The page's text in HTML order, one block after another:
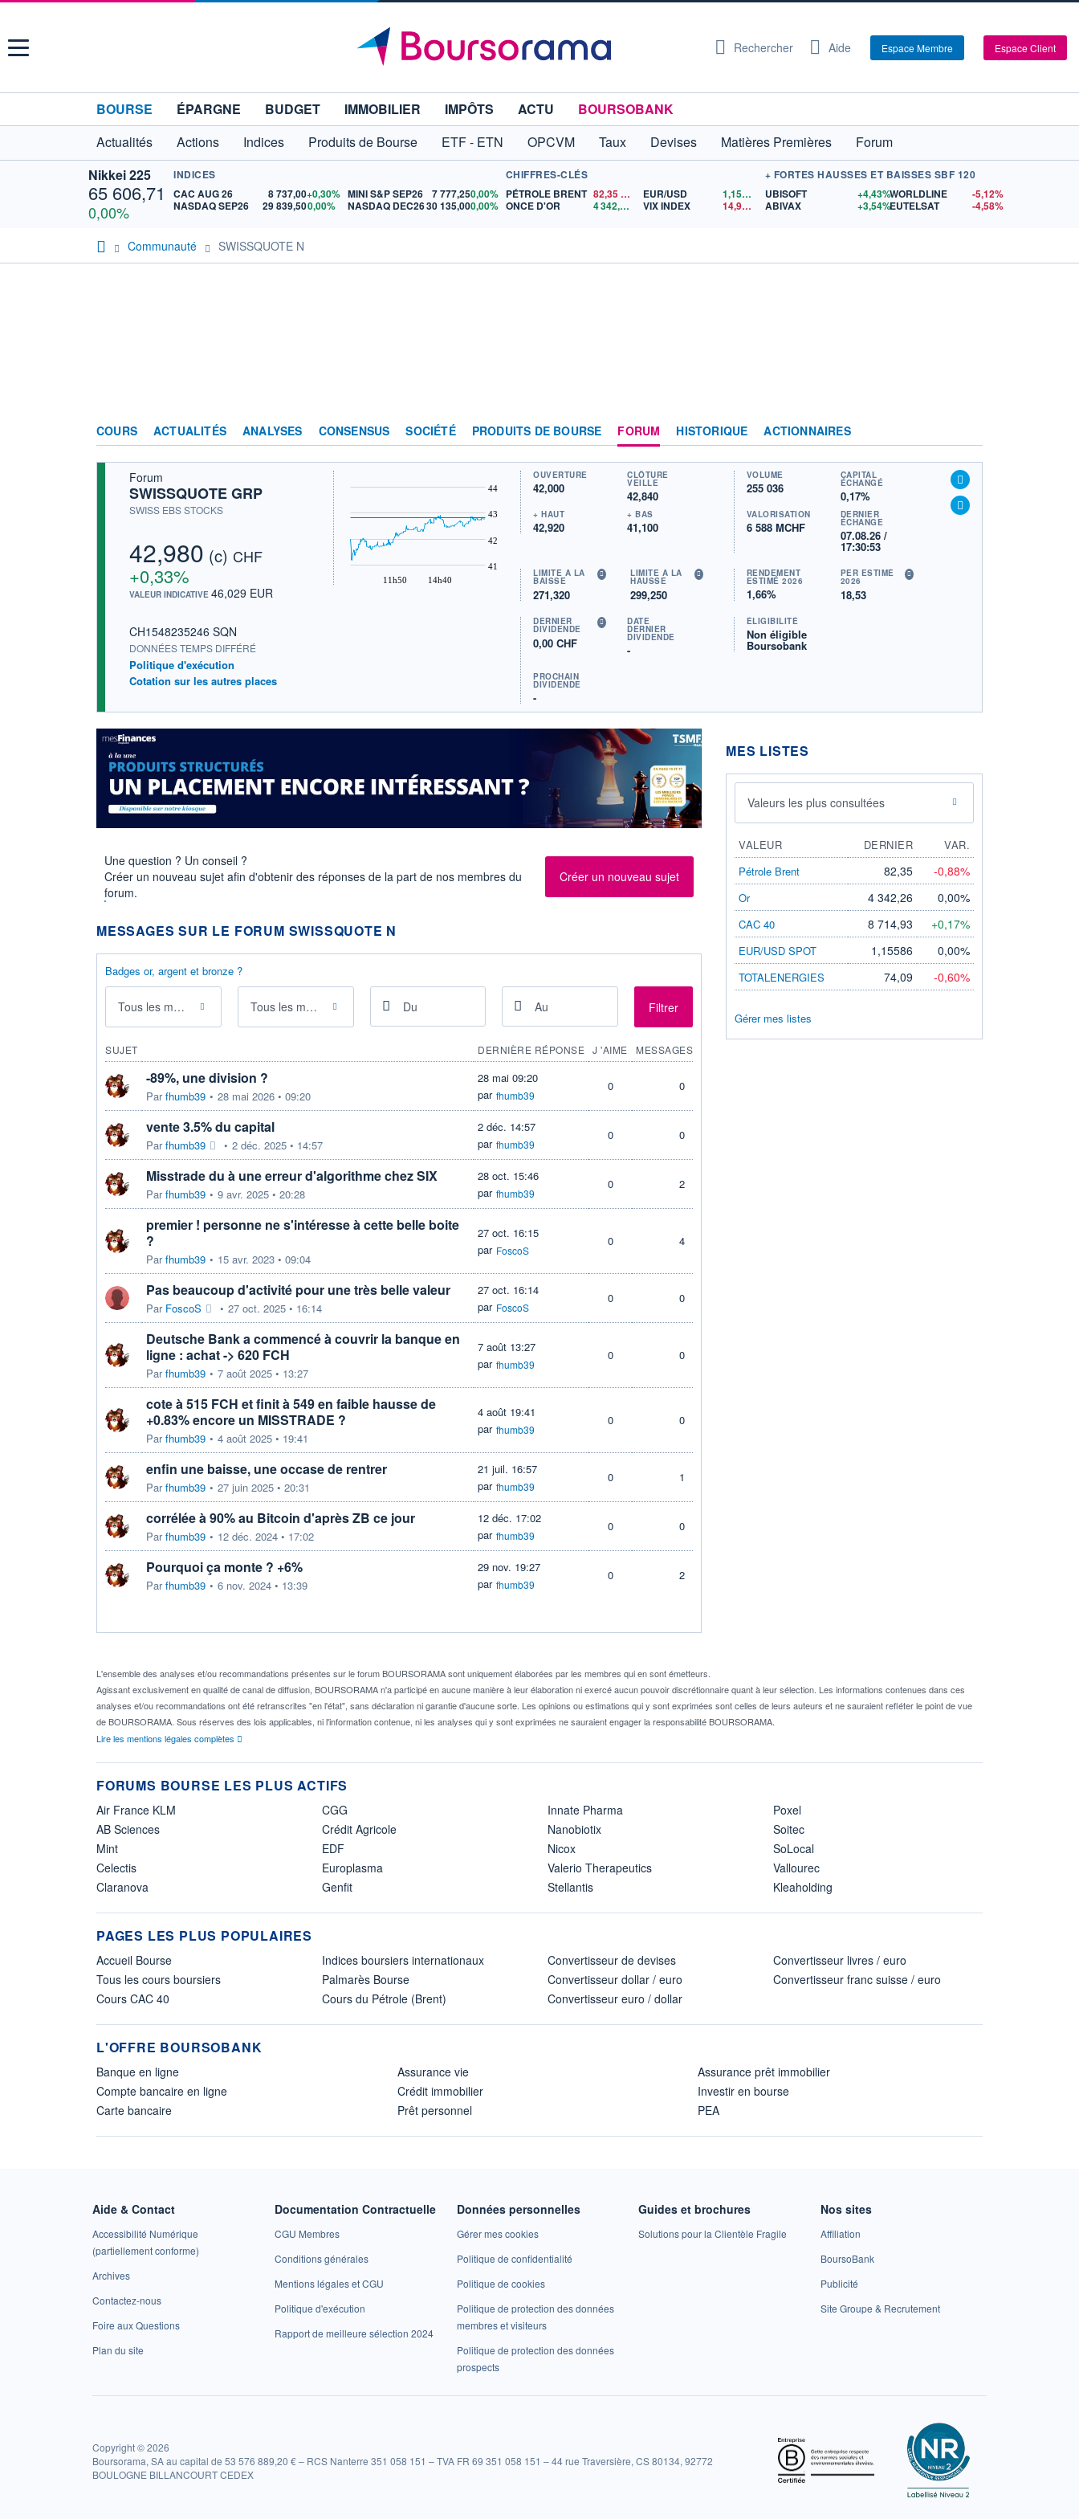
Menu Rechercher Aide Espace Membre Espace Client
BOURSE ÉPARGNE BUDGET IMMOBILIER IMPÔTS ACTU
BOURSOBANK
Actualités
Actions Indices Produits de Bourse ETF - ETN OPCVM Taux Devises Matières Premières
Forum
Nikkei 225
65 606,71
0,00%
INDICES
CAC AUG 26
8 737,00+0,30%
NASDAQ SEP26
29 839,500,00%
MINI S&P SEP26 7 777,250,00%
NASDAQ DEC2630 135,000,00%
CHIFFRES-CLÉS
PÉTROLE BRENT 82,35
ONCE D'OR
4 342,26 $US
EUR/USD 1,1559
$US
VIX INDEX
14,90$US
+ FORTES HAUSSES ET BAISSES SBF 120
UBISOFT
+4,43%
ABIVAX
+3,54%
WORLDLINE
-5,12%
EUTELSAT
-4,58%
Communauté SWISSQUOTE N
COURS ACTUALITÉS ANALYSES CONSENSUS SOCIÉTÉ PRODUITS DE BOURSE FORUM HISTORIQUE ACTIONNAIRES
Forum
SWISSQUOTE GRP
SWISS EBS STOCKS
42,980 (c) CHF
+0,33%
VALEUR INDICATIVE 46,029 EUR
CH1548235246 SQN
DONNÉES TEMPS DIFFÉRÉ
Politique d'exécution
Cotation sur les autres places
11h50 14h40
41
42
43
44
OUVERTURE
42,000
CLÔTURE
VEILLE
42,840
+ HAUT
42,920
+ BAS
41,100
VOLUME
255 036
CAPITAL
ÉCHANGÉ
0,17%
VALORISATION
6 588 MCHF
DERNIER
ÉCHANGE
07.08.26 /
17:30:53
LIMITE À LA
BAISSE
271,320
LIMITE À LA
HAUSSE
299,250
RENDEMENT
ESTIMÉ 2026
1,66%
PER ESTIMÉ
2026
18,53
DERNIER
DIVIDENDE
0,00 CHF
DATE
DERNIER
DIVIDENDE
-
PROCHAIN
DIVIDENDE
-
ÉLIGIBILITÉ
Non éligible
Boursobank
Une question ? Un conseil ?
Créer un nouveau sujet afin d'obtenir des réponses de la part de nos membres du
forum.
Créer un nouveau sujet
MESSAGES SUR LE FORUM SWISSQUOTE N
Badges or, argent et bronze ?
Tous les messages Tous les membres Filtrer
SUJET DERNIÈRE RÉPONSE J 'AIME MESSAGES
-89%, une division ?
Parfhumb39 • 28 mai 2026 • 09:20
28 mai 09:20
par fhumb39
0 0
vente 3.5% du capital
Parfhumb39 • 2 déc. 2025 • 14:57
2 déc. 14:57
par fhumb39
0 0
Misstrade du à une erreur d'algorithme chez SIX
Parfhumb39 • 9 avr. 2025 • 20:28
28 oct. 15:46
par fhumb39
0 2
premier ! personne ne s'intéresse à cette belle boite
?
Parfhumb39 • 15 avr. 2023 • 09:04
27 oct. 16:15
par FoscoS
0 4
Pas beaucoup d'activité pour une très belle valeur
Par FoscoS • 27 oct. 2025 • 16:14
27 oct. 16:14
par FoscoS
0 0
Deutsche Bank a commencé à couvrir la banque en
ligne : achat -> 620 FCH
Parfhumb39 • 7 août 2025 • 13:27
7 août 13:27
par fhumb39
0 0
cote à 515 FCH et finit à 549 en faible hausse de
+0.83% encore un MISSTRADE ?
Parfhumb39 • 4 août 2025 • 19:41
4 août 19:41
par fhumb39
0 0
enfin une baisse, une occase de rentrer
Parfhumb39 • 27 juin 2025 • 20:31
21 juil. 16:57
par fhumb39
0 1
corrélée à 90% au Bitcoin d'après ZB ce jour
Parfhumb39 • 12 déc. 2024 • 17:02
12 déc. 17:02
par fhumb39
0 0
Pourquoi ça monte ? +6%
Parfhumb39 • 6 nov. 2024 • 13:39
29 nov. 19:27
par fhumb39
0 2
MES LISTES
Valeurs les plus consultées
VALEUR DERNIER
VAR.
Pétrole Brent
82,35 -0,88%
Or 4 342,26 0,00%
CAC 40 8 714,93 +0,17%
EUR/USD SPOT 1,15586 0,00%
TOTALENERGIES 74,09 -0,60%
Gérer mes listes
L'ensemble des analyses et/ou recommandations présentes sur le forum BOURSORAMA sont uniquement élaborées par les membres qui en sont émetteurs.
Agissant exclusivement en qualité de canal de diffusion, BOURSORAMA n'a participé en aucune manière à leur élaboration ni exercé aucun pouvoir discrétionnaire quant à leur sélection. Les informations contenues dans ces
analyses et/ou recommandations ont été retranscrites "en l'état", sans déclaration ni garantie d'aucune sorte. Les opinions ou estimations qui y sont exprimées sont celles de leurs auteurs et ne sauraient refléter le point de vue
de BOURSORAMA. Sous réserves des lois applicables, ni l'information contenue, ni les analyses qui y sont exprimées ne sauraient engager la responsabilité BOURSORAMA.
Lire les mentions légales complètes
FORUMS BOURSE LES PLUS ACTIFS
Air France KLM
AB Sciences
Mint
Celectis
Claranova
CGG
Crédit Agricole
EDF
Europlasma
Genfit
Innate Pharma
Nanobiotix
Nicox
Valerio Therapeutics
Stellantis
Poxel
Soitec
SoLocal
Vallourec
Kleaholding
PAGES LES PLUS POPULAIRES
Accueil Bourse
Tous les cours boursiers
Cours CAC 40
Indices boursiers internationaux
Palmarès Bourse
Cours du Pétrole (Brent)
Convertisseur de devises
Convertisseur dollar / euro
Convertisseur euro / dollar
Convertisseur livres / euro
Convertisseur franc suisse / euro
L'OFFRE BOURSOBANK
Banque en ligne
Compte bancaire en ligne
Carte bancaire
Assurance vie
Crédit immobilier
Prêt personnel
Assurance prêt immobilier
Investir en bourse
PEA
Aide & Contact
Accessibilité Numérique
(partiellement conforme)
Archives
Contactez-nous
Foire aux Questions
Plan du site
Documentation Contractuelle
CGU Membres
Conditions générales
Mentions légales et CGU
Politique d'exécution
Rapport de meilleure sélection 2024
Données personnelles
Gérer mes cookies
Politique de confidentialité
Politique de cookies
Politique de protection des données
membres et visiteurs
Politique de protection des données
prospects
Guides et brochures
Solutions pour la Clientèle Fragile
Nos sites
Affiliation
BoursoBank
Publicité
Site Groupe & Recrutement
Copyright © 2026
Boursorama, SA au capital de 53 576 889,20 € – RCS Nanterre 351 058 151 – TVA FR 69 351 058 151 – 44 rue Traversière, CS 80134, 92772
BOULOGNE BILLANCOURT CEDEX